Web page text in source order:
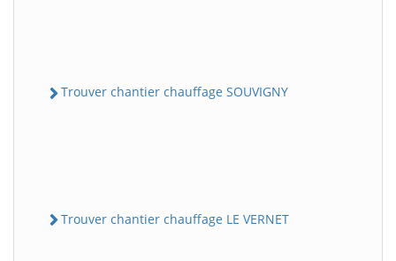
Trouver chantier chauffage SOUVIGNY
Trouver chantier chauffage LE VERNET